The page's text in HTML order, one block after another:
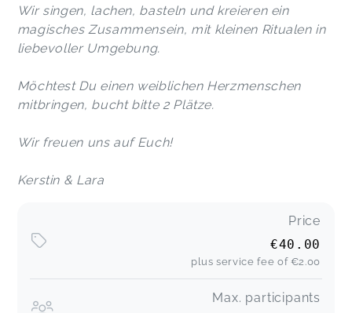
Wir singen, lachen, basteln und kreieren ein
magisches Zusammensein, mit kleinen Ritualen in
liebevoller Umgebung.
Möchtest Du einen weiblichen Herzmenschen
mitbringen, bucht bitte 2 Plätze.
Wir freuen uns auf Euch!
Kerstin & Lara
Price
€40.00
plus service fee of €2.00
Max. participants